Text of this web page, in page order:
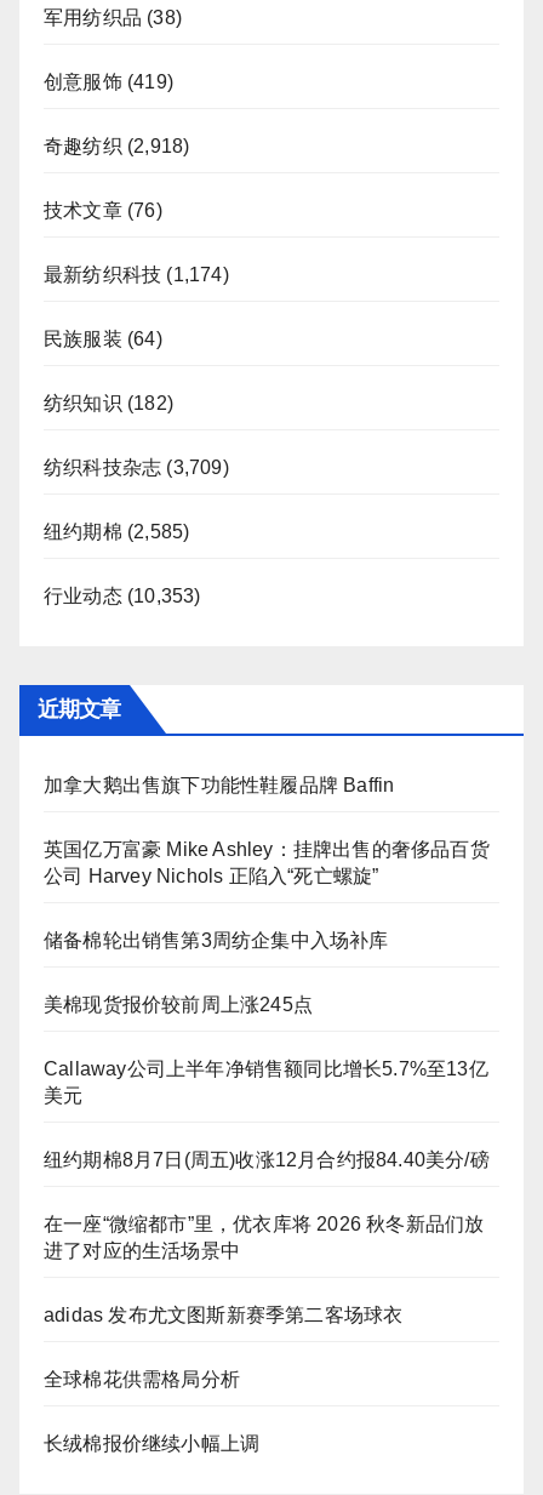
军用纺织品 (38)
创意服饰(419)
奇趣纺织 (2,918)
技术文章(76)
最新纺织科技 (1,174)
民族服装 (64)
纺织知识 (182)
纺织科技杂志 (3,709)
纽约期棉 (2,585)
行业动态(10,353)
近期文章
加拿大鹅出售旗下功能性鞋履品牌 Baffin
英国亿万富豪 Mike Ashley：挂牌出售的奢侈品百货
公司 Harvey Nichols 正陷入“死亡螺旋”
储备棉轮出销售第3周纺企集中入场补库
美棉现货报价较前周上涨245点
Callaway公司上半年净销售额同比增长5.7%至13亿
美元
纽约期棉8月7日(周五)收涨12月合约报84.40美分/磅
在一座“微缩都市”里，优衣库将 2026 秋冬新品们放
进了对应的生活场景中
adidas 发布尤文图斯新赛季第二客场球衣
全球棉花供需格局分析
长绒棉报价继续小幅上调